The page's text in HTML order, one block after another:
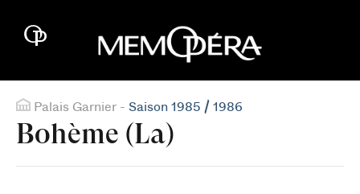
Palais Garnier - Saison 1985 / 1986
Bohème (La)